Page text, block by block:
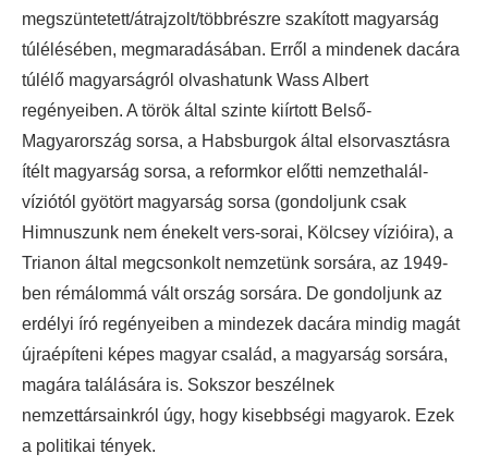
megszüntetett/átrajzolt/többrészre szakított magyarság
túlélésében, megmaradásában. Erről a mindenek dacára
túlélő magyarságról olvashatunk Wass Albert
regényeiben. A török által szinte kiírtott Belső-
Magyarország sorsa, a Habsburgok által elsorvasztásra
ítélt magyarság sorsa, a reformkor előtti nemzethalál-
víziótól gyötört magyarság sorsa (gondoljunk csak
Himnuszunk nem énekelt vers-sorai, Kölcsey vízióira), a
Trianon által megcsonkolt nemzetünk sorsára, az 1949-
ben rémálommá vált ország sorsára. De gondoljunk az
erdélyi író regényeiben a mindezek dacára mindig magát
újraépíteni képes magyar család, a magyarság sorsára,
magára találására is. Sokszor beszélnek
nemzettársainkról úgy, hogy kisebbségi magyarok. Ezek
a politikai tények.